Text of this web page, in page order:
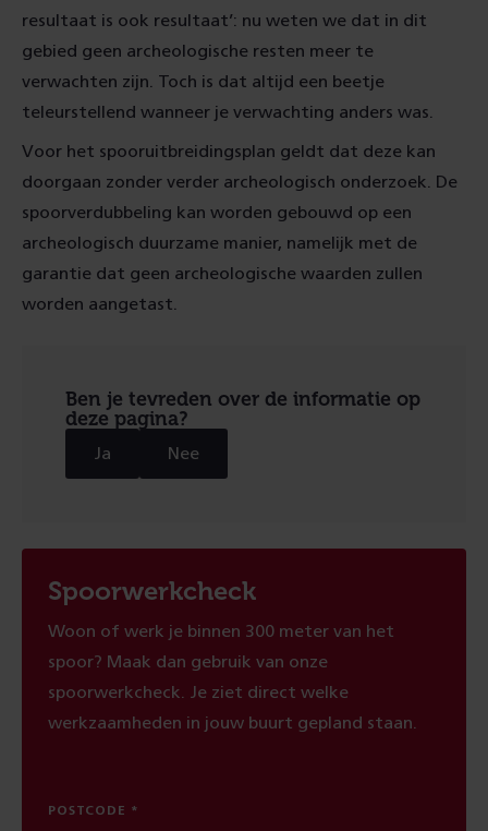
resultaat is ook resultaat’: nu weten we dat in dit
gebied geen archeologische resten meer te
verwachten zijn. Toch is dat altijd een beetje
teleurstellend wanneer je verwachting anders was.
Voor het spooruitbreidingsplan geldt dat deze kan
doorgaan zonder verder archeologisch onderzoek. De
spoorverdubbeling kan worden gebouwd op een
archeologisch duurzame manier, namelijk met de
garantie dat geen archeologische waarden zullen
worden aangetast.
Ben je tevreden over de informatie op
deze pagina?
Ja Nee
Spoorwerkcheck
Woon of werk je binnen 300 meter van het
spoor? Maak dan gebruik van onze
spoorwerkcheck. Je ziet direct welke
werkzaamheden in jouw buurt gepland staan.
POSTCODE